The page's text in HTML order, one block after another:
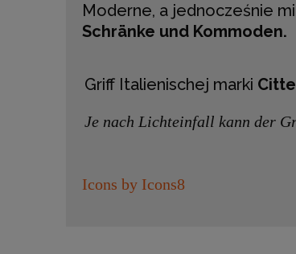
Moderne, a jednocześnie
Schränke und Kommoden.
Griff Italienischej marki
Je nach Lichteinfall kann der
Icons by Icons8